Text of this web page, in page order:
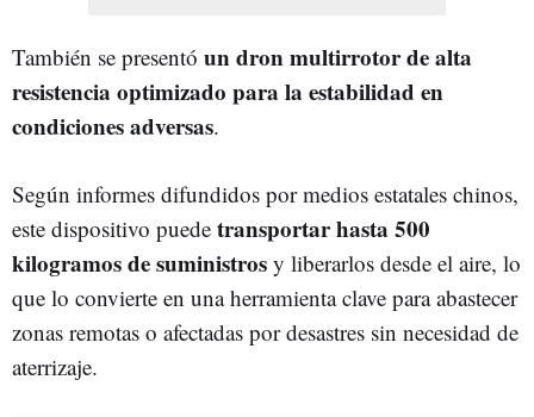
También se presentó un dron multirrotor de alta
resistencia optimizado para la estabilidad en
condiciones adversas.
Según informes difundidos por medios estatales chinos,
este dispositivo puede transportar hasta 500
kilogramos de suministros y liberarlos desde el aire, lo
que lo convierte en una herramienta clave para abastecer
zonas remotas o afectadas por desastres sin necesidad de
aterrizaje.